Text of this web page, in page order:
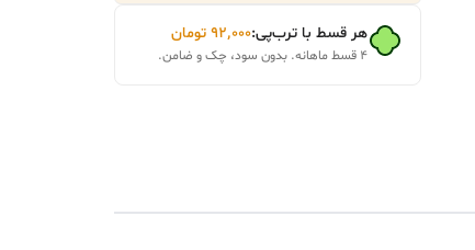
هر قسط با ترب‌پی:۹۲٬۰۰۰ تومان
۴ قسط ماهانه. بدون سود، چک و ضامن.